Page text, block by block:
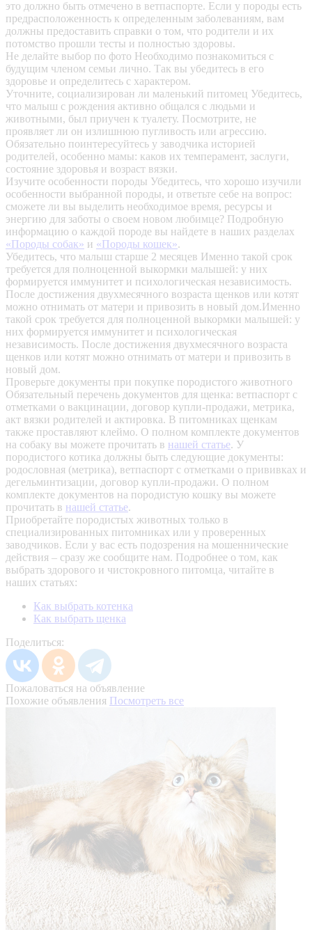
это должно быть отмечено в ветпаспорте. Если у породы есть
предрасположенность к определенным заболеваниям, вам
должны предоставить справки о том, что родители и их
потомство прошли тесты и полностью здоровы.
Не делайте выбор по фото Необходимо познакомиться с
будущим членом семьи лично. Так вы убедитесь в его
здоровье и определитесь с характером.
Уточните, социализирован ли маленький питомец Убедитесь,
что малыш с рождения активно общался с людьми и
животными, был приучен к туалету. Посмотрите, не
проявляет ли он излишнюю пугливость или агрессию.
Обязательно поинтересуйтесь у заводчика историей
родителей, особенно мамы: каков их темперамент, заслуги,
состояние здоровья и возраст вязки.
Изучите особенности породы Убедитесь, что хорошо изучили
особенности выбранной породы, и ответьте себе на вопрос:
сможете ли вы выделить необходимое время, ресурсы и
энергию для заботы о своем новом любимце? Подробную
информацию о каждой породе вы найдете в наших разделах
«Породы собак» и «Породы кошек».
Убедитесь, что малыш старше 2 месяцев Именно такой срок
требуется для полноценной выкормки малышей: у них
формируется иммунитет и психологическая независимость.
После достижения двухмесячного возраста щенков или котят
можно отнимать от матери и привозить в новый дом.Именно
такой срок требуется для полноценной выкормки малышей: у
них формируется иммунитет и психологическая
независимость. После достижения двухмесячного возраста
щенков или котят можно отнимать от матери и привозить в
новый дом.
Проверьте документы при покупке породистого животного
Обязательный перечень документов для щенка: ветпаспорт с
отметками о вакцинации, договор купли-продажи, метрика,
акт вязки родителей и актировка. В питомниках щенкам
также проставляют клеймо. О полном комплекте документов
на собаку вы можете прочитать в нашей статье. У
породистого котика должны быть следующие документы:
родословная (метрика), ветпаспорт с отметками о прививках и
дегельминтизации, договор купли-продажи. О полном
комплекте документов на породистую кошку вы можете
прочитать в нашей статье.
Приобретайте породистых животных только в
специализированных питомниках или у проверенных
заводчиков. Если у вас есть подозрения на мошеннические
действия – сразу же сообщите нам. Подробнее о том, как
выбрать здорового и чистокровного питомца, читайте в
наших статьях:
Как выбрать котенка
Как выбрать щенка
Поделиться:
Пожаловаться на объявление
Похожие объявления Посмотреть все